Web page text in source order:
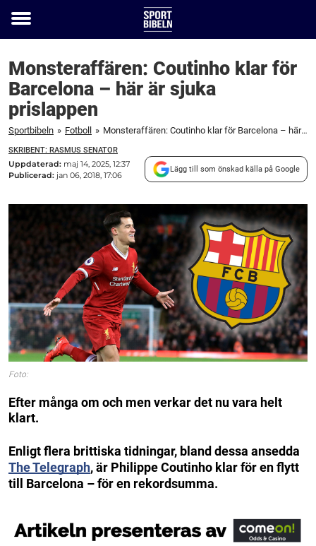
Toggle
Monsteraffären: Coutinho klar för
Barcelona – här är sjuka
prislappen
Sportbibeln » Fotboll » Monsteraffären: Coutinho klar för Barcelona – här är sjuka prislappen
SKRIBENT: RASMUS SENATOR
Uppdaterad: maj 14, 2025, 12:37
Publicerad: jan 06, 2018, 17:06
Lägg till som önskad källa på Google
Foto:
Efter många om och men verkar det nu vara helt
klart.
Enligt flera brittiska tidningar, bland dessa ansedda
The Telegraph, är Philippe Coutinho klar för en flytt
till Barcelona – för en rekordsumma.